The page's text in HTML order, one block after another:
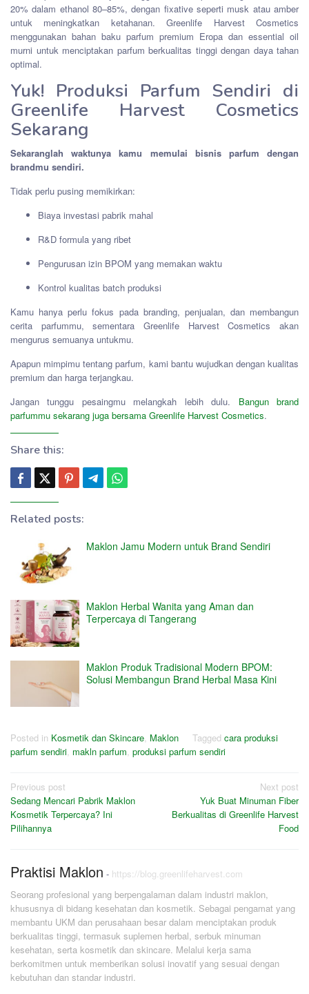
20% dalam ethanol 80–85%, dengan fixative seperti musk atau amber
untuk meningkatkan ketahanan. Greenlife Harvest Cosmetics
menggunakan bahan baku parfum premium Eropa dan essential oil
murni untuk menciptakan parfum berkualitas tinggi dengan daya tahan
optimal.
Yuk! Produksi Parfum Sendiri di
Greenlife Harvest Cosmetics
Sekarang
Sekaranglah waktunya kamu memulai bisnis parfum dengan
brandmu sendiri.
Tidak perlu pusing memikirkan:
Biaya investasi pabrik mahal
R&D formula yang ribet
Pengurusan izin BPOM yang memakan waktu
Kontrol kualitas batch produksi
Kamu hanya perlu fokus pada branding, penjualan, dan membangun
cerita parfummu, sementara Greenlife Harvest Cosmetics akan
mengurus semuanya untukmu.
Apapun mimpimu tentang parfum, kami bantu wujudkan dengan kualitas
premium dan harga terjangkau.
Jangan tunggu pesaingmu melangkah lebih dulu. Bangun brand
parfummu sekarang juga bersama Greenlife Harvest Cosmetics.
Share this:
Related posts:
Maklon Jamu Modern untuk Brand Sendiri
Maklon Herbal Wanita yang Aman dan
Terpercaya di Tangerang
Maklon Produk Tradisional Modern BPOM:
Solusi Membangun Brand Herbal Masa Kini
Posted in Kosmetik dan Skincare, Maklon Tagged cara produksi
parfum sendiri, makln parfum, produksi parfum sendiri
Post
navigation
Previous post
Sedang Mencari Pabrik Maklon
Kosmetik Terpercaya? Ini
Pilihannya
Next post
Yuk Buat Minuman Fiber
Berkualitas di Greenlife Harvest
Food
Praktisi Maklon - https://blog.greenlifeharvest.com
Seorang profesional yang berpengalaman dalam industri maklon,
khususnya di bidang kesehatan dan kosmetik. Sebagai pengamat yang
membantu UKM dan perusahaan besar dalam menciptakan produk
berkualitas tinggi, termasuk suplemen herbal, serbuk minuman
kesehatan, serta kosmetik dan skincare. Melalui kerja sama
berkomitmen untuk memberikan solusi inovatif yang sesuai dengan
kebutuhan dan standar industri.